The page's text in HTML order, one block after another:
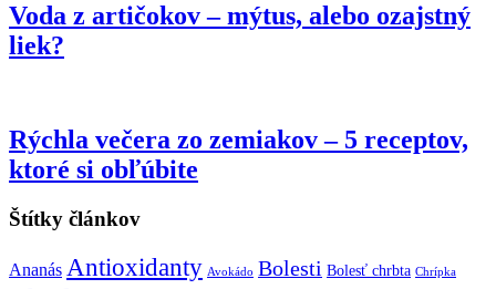
Voda z artičokov – mýtus, alebo ozajstný
liek?
Rýchla večera zo zemiakov – 5 receptov,
ktoré si obľúbite
Štítky článkov
Ananás Antioxidanty Avokádo Bolesti Bolesť chrbta Chrípka